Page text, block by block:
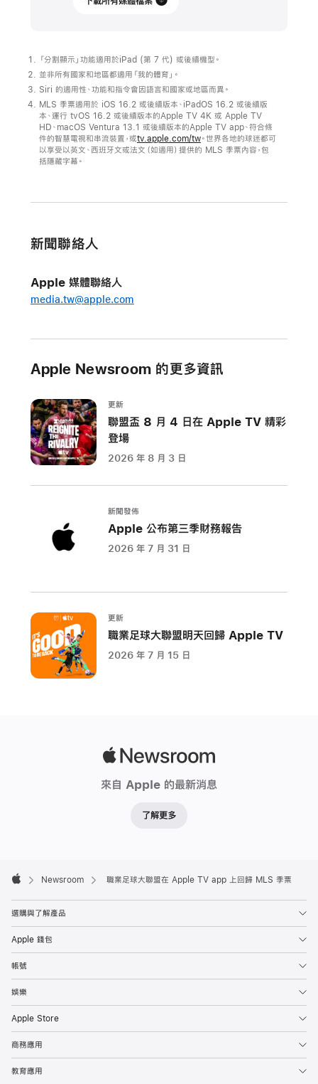
職
業
足
球
大
聯
app
回
歸
季
迷
即
日
起
賞
Messi)
在
MLS
的
際
CF
友
獨
內
「分割顯示」功能適用於iPad (第 7 代) 或後續機型。
並非所有國家和地區都適用「我的體育」。
Siri 的適用性、功能和指令會因語言和國家或地區而異。
MLS 季票適用於 iOS 16.2 或後續版本、iPadOS 16.2 或後續版
本、運行 tvOS 16.2 或後續版本的Apple TV 4K 或 Apple TV
HD、macOS Ventura 13.1 或後續版本的Apple TV app、符合條
件的智慧電視和串流裝置，或tv.apple.com/tw。世界各地的球迷都可
以享受以英文、西班牙文或法文（如適用）提供的 MLS 季票內容，包
括隱藏字幕。
新聞聯絡人
Apple 媒體聯絡人
media.tw@apple.com
Apple Newsroom 的更多資訊
更新
聯盟盃 8 月 4 日在 Apple TV 精彩
登場
2026 年 8 月 3 日
新聞發佈
Apple 公布第三季財務報告
2026 年 7 月 31 日
更新
職業足球大聯盟明天回歸 Apple TV
2026 年 7 月 15 日
來自 Apple 的最新消息
了解更多
Footer

Newsroom 職業足球大聯盟在 Apple TV app 上回歸 MLS 季票
選購與了解產品
Apple 錢包
帳號
娛樂
Apple Store
商務應用
教育應用